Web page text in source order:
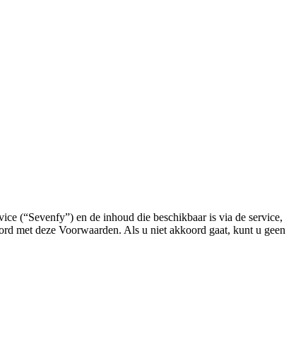
(“Sevenfy”) en de inhoud die beschikbaar is via de service,
met deze Voorwaarden. Als u niet akkoord gaat, kunt u geen